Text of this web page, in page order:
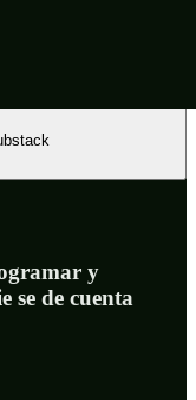
y
se de cuenta